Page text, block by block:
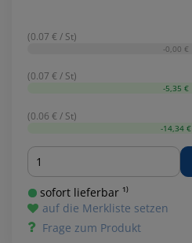
(0.07 € / St)
-0,00 €
(0.07 € / St)
-5,35 €
(0.06 € / St)
-14,34 €
Menge
sofort lieferbar ¹⁾
auf die Merkliste setzen
Frage zum Produkt